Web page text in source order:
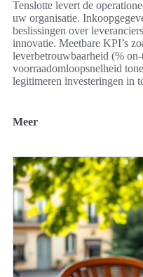
Tenslotte levert de
uw organisatie.
beslissingen over
innovatie. Meetbare KPI’s
leverbetrouwbaarheid (%
voorraadomloopsnelheid
legitimeren investeringen in
Meer